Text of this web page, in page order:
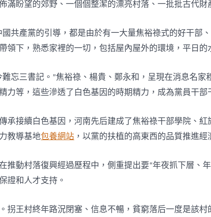
滿盼望的郊野、一個個整潔的漂亮村落、一批批古代
共產黨的引導，都是由於有一大量焦裕祿式的好干部
領下，熟悉家裡的一切，包括屋內屋外的環境，平日的
難忘三書記。”焦裕祿、楊貴、鄭永和，呈現在消息名家
力等，這些滲透了白色基因的時期精力，成為黨員干部
承接續白色基因，河南先后建成了焦裕祿干部學院、
教導基地包養網站 ，以黨的扶植的高東西的品質推進經
推動村落復興經過歷程中，側重提出要“年夜抓下層、
證和人才支持。
拐王村終年路況閉塞、信息不暢，貧窮落后一度是該